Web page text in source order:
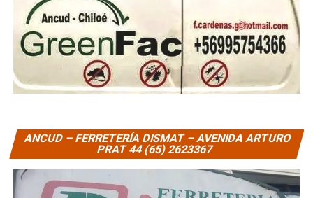
ANCUD – FERRETERÍA DISMAT – AVENIDA ARTURO
PRAT 44 (65) 2623367